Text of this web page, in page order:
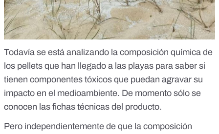
Todavía se está analizando la composición química de
los pellets que han llegado a las playas para saber si
tienen componentes tóxicos que puedan agravar su
impacto en el medioambiente. De momento sólo se
conocen las fichas técnicas del producto.
Pero independientemente de que la composición